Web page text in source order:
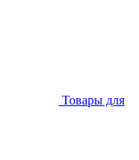
Товары для